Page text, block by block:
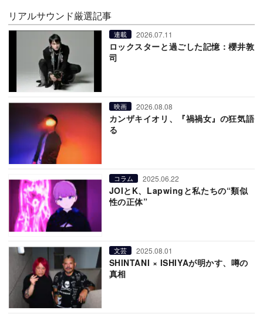
リアルサウンド厳選記事
連載 2026.07.11
ロックスターと過ごした記憶：櫻井敦
司
映画 2026.08.08
カンザキイオリ、『禍禍女』の狂気語
る
コラム 2025.06.22
JOIとK、Lapwingと私たちの“類似
性の正体”
文芸 2025.08.01
SHINTANI × ISHIYAが明かす、噂の
真相